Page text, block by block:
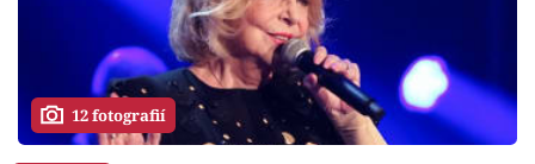
12 fotografií